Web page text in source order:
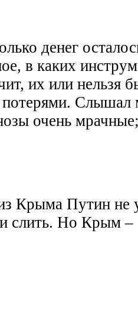
денег
в каких
их или нельзя
Слышал
очень
Крыма Путин не
слить. Но Крым –